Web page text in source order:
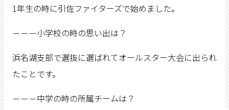
1年生の時に引佐ファイターズで始めました。
－－－小学校の時の思い出は？
浜名湖支部で選抜に選ばれてオールスター大会に出られ
たことです。
－－－中学の時の所属チームは？